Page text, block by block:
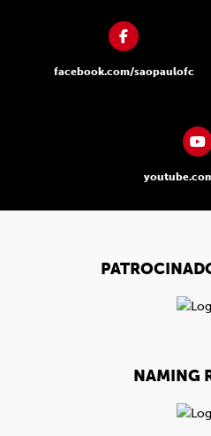
facebook.com/saopaulofc
NAMING